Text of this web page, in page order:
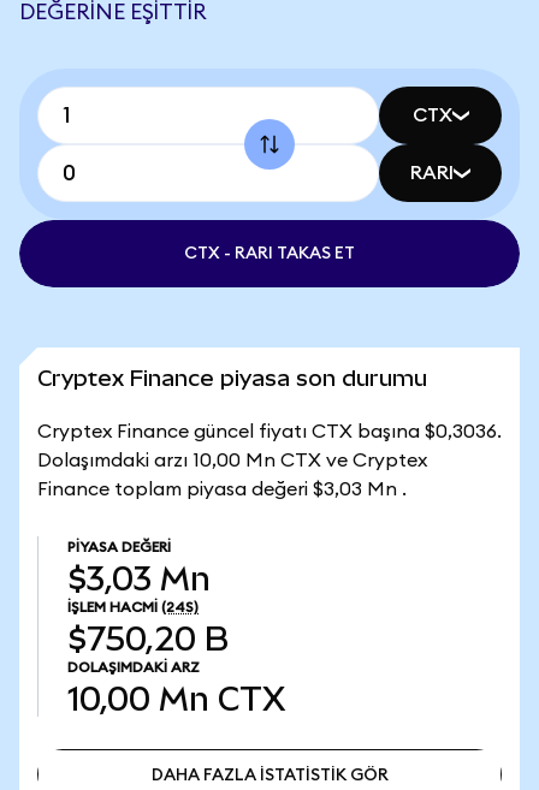
DEĞERINE EŞITTIR
CTX
RARI
CTX - RARI TAKAS ET
Cryptex Finance piyasa son durumu
Cryptex Finance güncel fiyatı CTX başına $0,3036.
Dolaşımdaki arzı 10,00 Mn CTX ve Cryptex
Finance toplam piyasa değeri $3,03 Mn .
PIYASA DEĞERI
$3,03 Mn
İŞLEM HACMI (24S)
$750,20 B
DOLAŞIMDAKI ARZ
10,00 Mn CTX
DAHA FAZLA İSTATİSTİK GÖR